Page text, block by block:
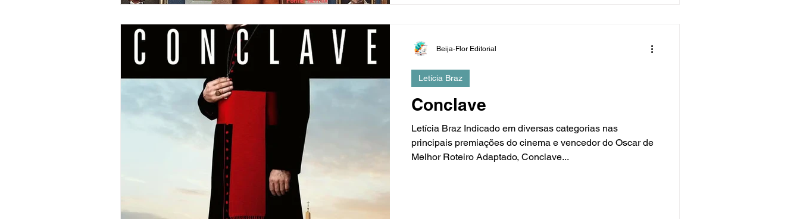
Conclave
Letícia Braz Indicado em diversas categorias nas
principais premiações do cinema e vencedor do Oscar de
Melhor Roteiro Adaptado, Conclave...
Letícia Braz
Beija-Flor Editorial